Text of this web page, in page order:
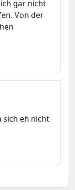
gar nicht
Von der
sich eh nicht